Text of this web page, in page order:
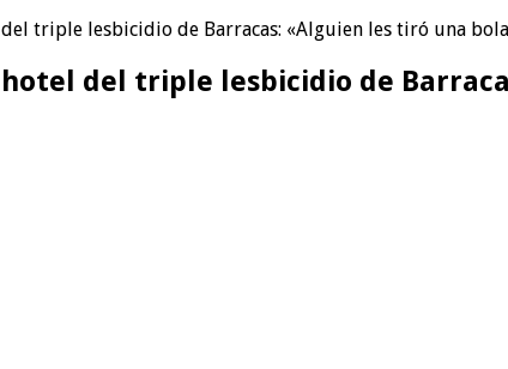
triple lesbicidio de Barracas: «Alguien les tiró una
del triple lesbicidio de